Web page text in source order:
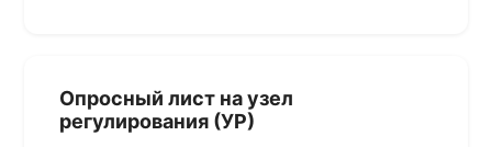
Опросный лист на узел
регулирования (УР)